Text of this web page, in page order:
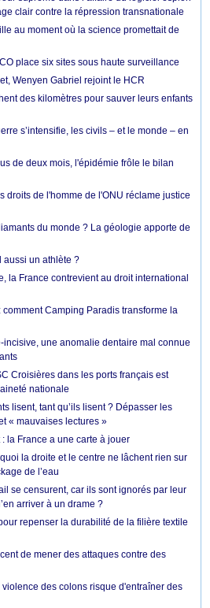
clair contre la répression transnationale
au moment où la science promettait de
place six sites sous haute surveillance
Wenyen Gabriel rejoint le HCR
des kilomètres pour sauver leurs enfants
s’intensifie, les civils – et le monde – en
de deux mois, l'épidémie frôle le bilan
droits de l'homme de l'ONU réclame justice
du monde ? La géologie apporte de
aussi un athlète ?
la France contrevient au droit international
Camping Paradis transforme la
incisive, une anomalie dentaire mal connue
Croisières dans les ports français est
nationale
lisent, tant qu’ils lisent ? Dépasser les
« mauvaises lectures »
la France a une carte à jouer
la droite et le centre ne lâchent rien sur
de l’eau
se censurent, car ils sont ignorés par leur
arriver à un drame ?
repenser la durabilité de la filière textile
de mener des attaques contre des
des colons risque d'entraîner des